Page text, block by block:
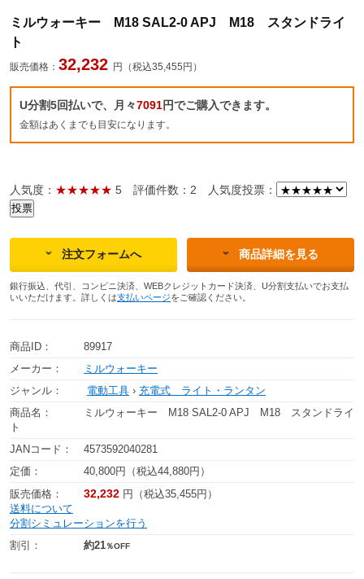
ミルウォーキー M18 SAL2-0 APJ M18 スタンドライ
ト
販売価格： 32,232 円（税込35,455円）
U分割5回払いで、月々7091円でご購入できます。
金額はあくまでも目安になります。
人気度： ★★★★★ 5 評価件数：2 人気度投票：
注文フォームへ 商品詳細を見る
銀行振込、代引、コンビニ決済、WEBクレジットカード決済、U分割支払いでお支払
いいただけます。詳しくは支払いページをご確認ください。
商品ID：
89917
メーカー：
ミルウォーキー
ジャンル：
電動工具 › 充電式 ライト・ランタン
商品名：
ミルウォーキー M18 SAL2-0 APJ M18 スタンドライ
ト
JANコード：
4573592040281
定価：
40,800円（税込44,880円）
販売価格：
32,232 円（税込35,455円）
送料について
分割シミュレーションを行う
割引：
約21％OFF